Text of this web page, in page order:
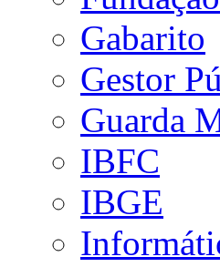
Gabarito
Gestor
Guarda
IBFC
IBGE